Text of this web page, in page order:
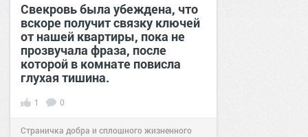
Свекровь была убеждена, что
вскоре получит связку ключей
от нашей квартиры, пока не
прозвучала фраза, после
которой в комнате повисла
глухая тишина.
1 0
Страничка добра и сплошного жизненного